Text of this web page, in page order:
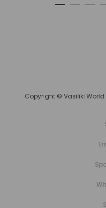
Copyright © Vasiliki World